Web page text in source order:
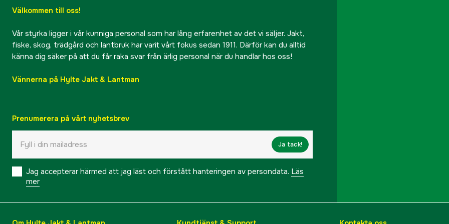
Välkommen till oss!
Vår styrka ligger i vår kunniga personal som har lång erfarenhet av det vi säljer. Jakt,
fiske, skog, trädgård och lantbruk har varit vårt fokus sedan 1911. Därför kan du alltid
känna dig säker på att du får raka svar från ärlig personal när du handlar hos oss!
Vännerna på Hylte Jakt & Lantman
Prenumerera på vårt nyhetsbrev
Ja tack!
Jag accepterar härmed att jag läst och förstått hanteringen av persondata. Läs
mer